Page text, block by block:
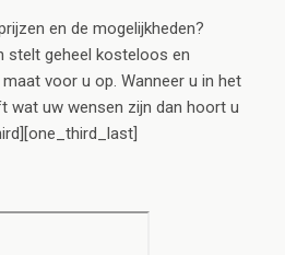
en de mogelijkheden?
stelt geheel kosteloos en
voor u op. Wanneer u in het
wat uw wensen zijn dan hoort u